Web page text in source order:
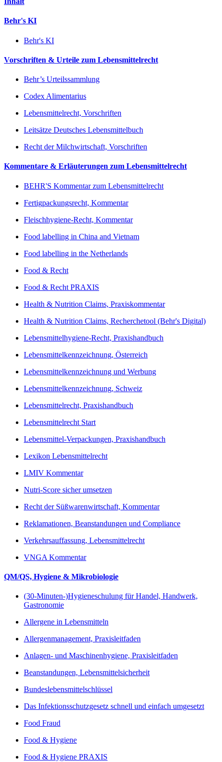
Behr's KI
Behr's KI
Vorschriften & Urteile zum Lebensmittelrecht
Behr’s Urteilssammlung
Codex Alimentarius
Lebensmittelrecht, Vorschriften
Leitsätze Deutsches Lebensmittelbuch
Recht der Milchwirtschaft, Vorschriften
Kommentare & Erläuterungen zum Lebensmittelrecht
BEHR'S Kommentar zum Lebensmittelrecht
Fertigpackungsrecht, Kommentar
Fleischhygiene-Recht, Kommentar
Food labelling in China and Vietnam
Food labelling in the Netherlands
Food & Recht
Food & Recht PRAXIS
Health & Nutrition Claims, Praxiskommentar
Health & Nutrition Claims, Recherchetool (Behr's Digital)
Lebensmittelhygiene-Recht, Praxishandbuch
Lebensmittelkennzeichnung, Österreich
Lebensmittelkennzeichnung und Werbung
Lebensmittelkennzeichnung, Schweiz
Lebensmittelrecht, Praxishandbuch
Lebensmittelrecht Start
Lebensmittel-Verpackungen, Praxishandbuch
Lexikon Lebensmittelrecht
LMIV Kommentar
Nutri-Score sicher umsetzen
Recht der Süßwarenwirtschaft, Kommentar
Reklamationen, Beanstandungen und Compliance
Verkehrsauffassung, Lebensmittelrecht
VNGA Kommentar
QM/QS, Hygiene & Mikrobiologie
(30-Minuten-)Hygieneschulung für Handel, Handwerk,
Gastronomie
Allergene in Lebensmitteln
Allergenmanagement, Praxisleitfaden
Anlagen- und Maschinenhygiene, Praxisleitfaden
Beanstandungen, Lebensmittelsicherheit
Bundeslebensmittelschlüssel
Das Infektionsschutzgesetz schnell und einfach umgesetzt
Food Fraud
Food & Hygiene
Food & Hygiene PRAXIS